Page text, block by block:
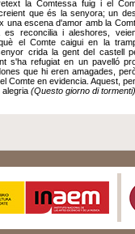
la Comtessa fuig i el
que és la senyora; un
una escena d'amor amb la
reconcilia i aleshores,
el Comte caigui en la
crida la gent del castell
s'ha refugiat en un pavelló
que hi eren amagades,
Comte en evidencia. Aquest,
alegria (Questo giorno di tormenti)